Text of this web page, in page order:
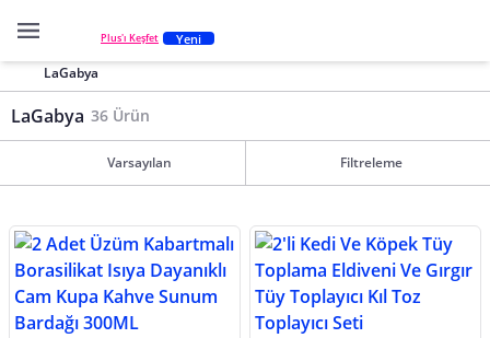
Plus'ı Keşfet Yeni
LaGabya
LaGabya 36 Ürün
Varsayılan Filtreleme